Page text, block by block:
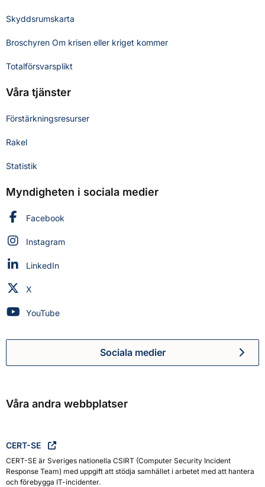
Skyddsrumskarta
Broschyren Om krisen eller kriget kommer
Totalförsvarsplikt
Våra tjänster
Förstärkningsresurser
Rakel
Statistik
Myndigheten i sociala medier
Myndigheten för civilt försvar på
Facebook
Myndigheten för civilt försvar på
Instagram
Myndigheten för civilt försvar på
LinkedIn
Myndigheten för civilt försvar på
X
Myndigheten för civilt försvar på
YouTube
Myndigheten för civilt
Sociala medier
Våra andra webbplatser
CERT-SE
CERT-SE är Sveriges nationella CSIRT (Computer Security Incident
Response Team) med uppgift att stödja samhället i arbetet med att hantera
och förebygga IT-incidenter.